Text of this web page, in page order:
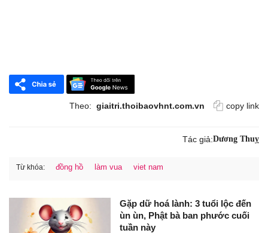
Theo: giaitri.thoibaovhnt.com.vn copy link
Tác giả:Dương Thuỵ
Từ khóa: đồng hồ làm vua viet nam
Gặp dữ hoá lành: 3 tuổi lộc đến
ùn ùn, Phật bà ban phước cuối
tuần này